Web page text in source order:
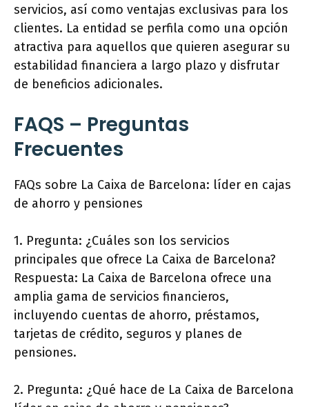
servicios, así como ventajas exclusivas para los
clientes. La entidad se perfila como una opción
atractiva para aquellos que quieren asegurar su
estabilidad financiera a largo plazo y disfrutar
de beneficios adicionales.
FAQS – Preguntas
Frecuentes
FAQs sobre La Caixa de Barcelona: líder en cajas
de ahorro y pensiones
1. Pregunta: ¿Cuáles son los servicios
principales que ofrece La Caixa de Barcelona?
Respuesta: La Caixa de Barcelona ofrece una
amplia gama de servicios financieros,
incluyendo cuentas de ahorro, préstamos,
tarjetas de crédito, seguros y planes de
pensiones.
2. Pregunta: ¿Qué hace de La Caixa de Barcelona